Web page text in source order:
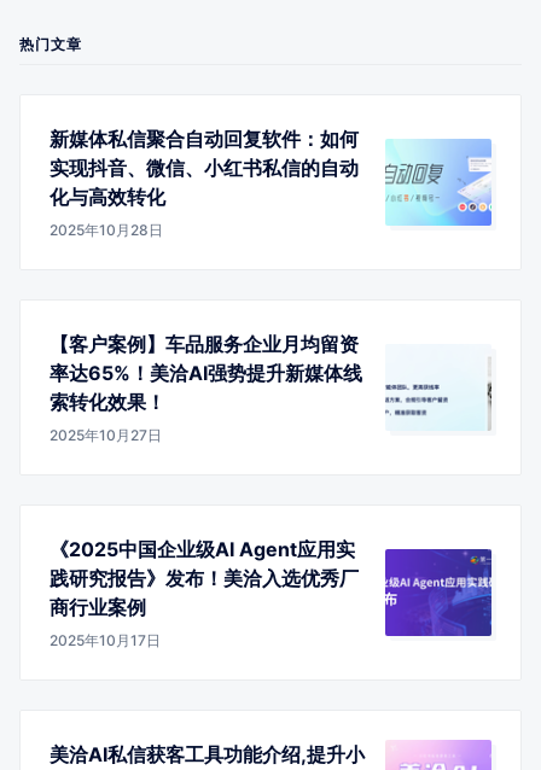
热门文章
新媒体私信聚合自动回复软件：如何
实现抖音、微信、小红书私信的自动
化与高效转化
2025年10月28日
【客户案例】车品服务企业月均留资
率达65%！美洽AI强势提升新媒体线
索转化效果！
2025年10月27日
《2025中国企业级AI Agent应用实
践研究报告》发布！美洽入选优秀厂
商行业案例
2025年10月17日
美洽AI私信获客工具功能介绍,提升小